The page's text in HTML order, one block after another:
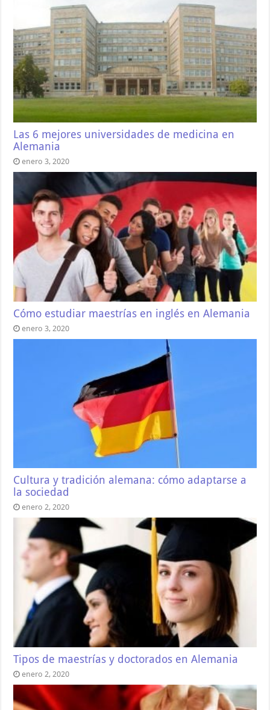
Las 6 mejores universidades de medicina en
Alemania
enero 3, 2020
Cómo estudiar maestrías en inglés en Alemania
enero 3, 2020
Cultura y tradición alemana: cómo adaptarse a
la sociedad
enero 2, 2020
Tipos de maestrías y doctorados en Alemania
enero 2, 2020